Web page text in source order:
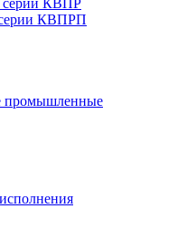
серии КВПР
КВПРП
промышленные